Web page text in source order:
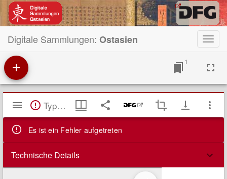
Digitale Sammlungen: Ostasien
1
Mirador
Viewer TypeError: Failed to fetch
Es ist ein Fehler aufgetreten
Technische Details